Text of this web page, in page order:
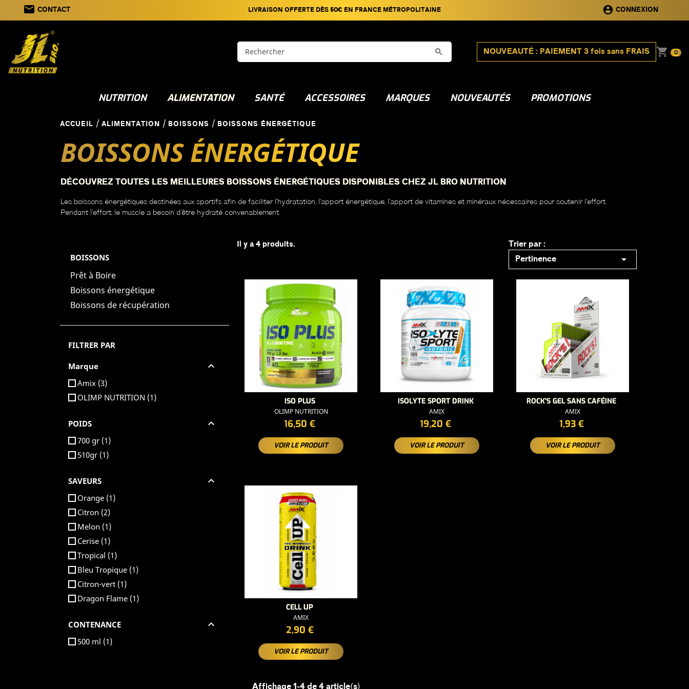
email CONTACT LIVRAISON OFFERTE DÈS 50€ EN FRANCE MÉTROPOLITAINE account_circle CONNEXION
 NOUVEAUTÉ : PAIEMENT 3 fois sans FRAIS shopping_cart 0
NUTRITION ALIMENTATION SANTÉ ACCESSOIRES MARQUES NOUVEAUTÉS PROMOTIONS
ACCUEIL ALIMENTATION BOISSONS BOISSONS ÉNERGÉTIQUE
BOISSONS ÉNERGÉTIQUE
DÉCOUVREZ TOUTES LES MEILLEURES BOISSONS ÉNERGÉTIQUES DISPONIBLES CHEZ JL BRO NUTRITION
Les boissons énergétiques destinées aux sportifs afin de faciliter l’hydratation, l’apport énergétique, l’apport de vitamines et minéraux nécessaires pour soutenir l’effort.
Pendant l’effort, le muscle a besoin d’être hydraté convenablement.
BOISSONS
Prêt à Boire
Boissons énergétique
Boissons de récupération
FILTRER PAR
Marque 
Amix (3)
OLIMP NUTRITION (1)
POIDS 
700 gr (1)
510gr (1)
SAVEURS 
Orange (1)
Citron (2)
Melon (1)
Cerise (1)
Tropical (1)
Bleu Tropique (1)
Citron-vert (1)
Dragon Flame (1)
CONTENANCE 
500 ml (1)
Il y a 4 produits.
Trier par :
Pertinence

ISO PLUS
OLIMP NUTRITION
PRIX
16,50 €
VOIR LE PRODUIT
ISOLYTE SPORT DRINK
AMIX
PRIX
19,20 €
VOIR LE PRODUIT
ROCK'S GEL SANS CAFÉINE
AMIX
PRIX
1,93 €
VOIR LE PRODUIT
CELL UP
AMIX
PRIX
2,90 €
VOIR LE PRODUIT